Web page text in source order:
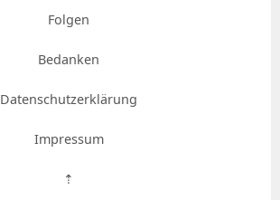
Folgen
Bedanken
Datenschutzerklärung
Impressum
⇡